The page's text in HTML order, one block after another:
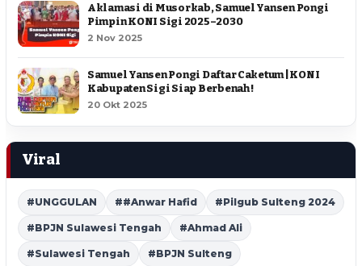
Aklamasi di Musorkab, Samuel Yansen Pongi
Pimpin KONI Sigi 2025–2030
2 Nov 2025
Samuel Yansen Pongi Daftar Caketum | KONI
Kabupaten Sigi Siap Berbenah !
20 Okt 2025
Viral
#UNGGULAN ##Anwar Hafid #Pilgub Sulteng 2024
#BPJN Sulawesi Tengah #Ahmad Ali
#Sulawesi Tengah #BPJN Sulteng